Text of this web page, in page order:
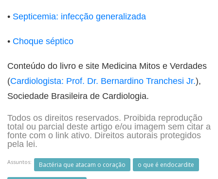
• Septicemia: infecção generalizada
• Choque séptico
Conteúdo do livro e site Medicina Mitos e Verdades
(Cardiologista: Prof. Dr. Bernardino Tranchesi Jr.),
Sociedade Brasileira de Cardiologia.
Todos os direitos reservados. Proibida reprodução
total ou parcial deste artigo e/ou imagem sem citar a
fonte com o link ativo. Direitos autorais protegidos
pela lei.
Assuntos: Bactéria que atacam o coração o que é endocardite